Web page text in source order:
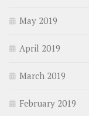
May 2019
April 2019
March 2019
February 2019